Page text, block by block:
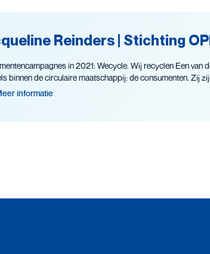
Reinders | Stichting
in 2021: Wecycle. Wij recyclen Een van
binnen de circulaire maatschappij: de consumenten. Zij
informatie